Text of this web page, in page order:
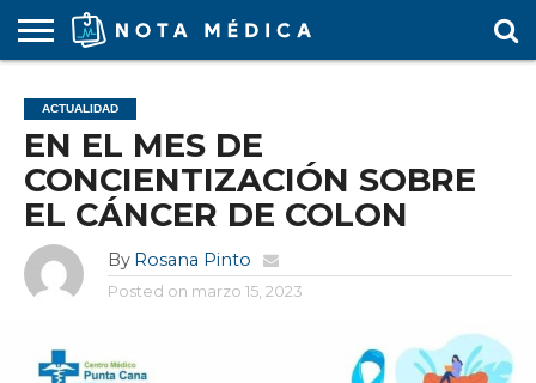
MÉDICA
ARS
ARTÍCULO
ACTUALIDAD
COLEGIO
MÉDICO
COVID-
19
EDUCACIÓN
MÉDICA
ESTUDIANTES
FARMACÉUTICAS
GUBERNAMENTAL
HOSPITALES
Y CLÍNICAS
MARKETING
MÉDICO
RESIDENTES
SALUD
LABORAL
SOCIEDADES
MÉDICAS
TURISMO
MÉDICO
VÍDEOS
ACTUALIDAD
EN EL MES DE
CONCIENTIZACIÓN SOBRE
EL CÁNCER DE COLON
By Rosana Pinto
Posted on marzo 15, 2023